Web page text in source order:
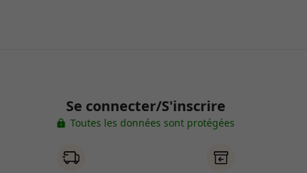
Se connecter/S'inscrire
Toutes les données sont protégées